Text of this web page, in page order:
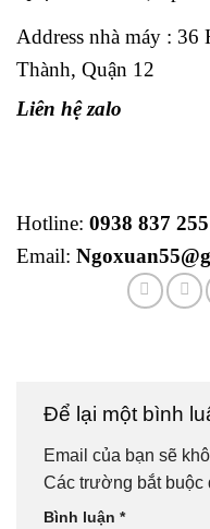
Address nhà máy :
Thành, Quận 12
Liên hệ zalo
Hotline: 0938 837 255
Email:
Để lại một bình
Email của bạn sẽ
Các trường bắt buộc
Bình luận *